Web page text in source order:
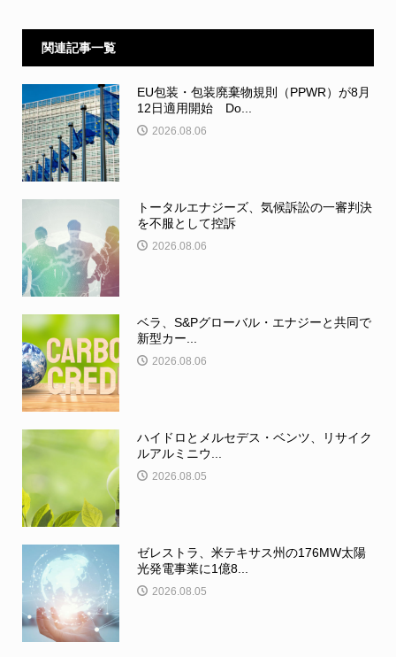
関連記事一覧
EU包装・包装廃棄物規則（PPWR）が8月
12日適用開始 Do...
2026.08.06
トータルエナジーズ、気候訴訟の一審判決
を不服として控訴
2026.08.06
ベラ、S&Pグローバル・エナジーと共同で
新型カー...
2026.08.06
ハイドロとメルセデス・ベンツ、リサイク
ルアルミニウ...
2026.08.05
ゼレストラ、米テキサス州の176MW太陽
光発電事業に1億8...
2026.08.05